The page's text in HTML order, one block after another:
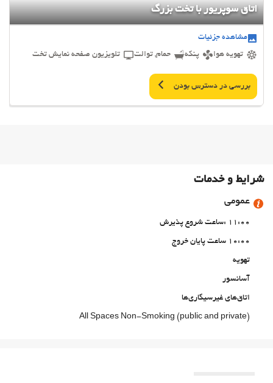
اتاق سوپریور با تخت بزرگ
مشاهده جزئیات
تهویه هوا
پنکه حمام, توالت تلویزیون صفحه نمایش تخت
بررسی در دسترس بودن
شرایط و خدمات
عمومی
11:00 :ساعت شروع پذیرش
10:00 ساعت پایان خروج
تهویه
آسانسور
اتاق‌های غیرسیگاری‌ها
All Spaces Non-Smoking (public and private)